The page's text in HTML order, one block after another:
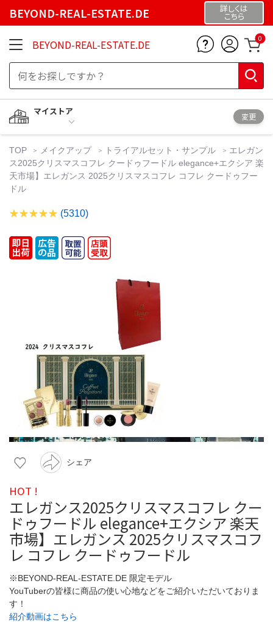
BEYOND-REAL-ESTATE.DE 詳しくは
こちら
BEYOND-REAL-ESTATE.DE 0
マイストア
変更
TOP メイクアップ トライアルセット・サンプル
エレガン
ス2025クリスマスコフレ クードゥフードル elegance+エクシア 楽
天市場】エレガンス 2025クリスマスコフレ コフレ クードゥフー
ドル
(5310)
シェア
HOT !
エレガンス2025クリスマスコフレ クー
ドゥフードル elegance+エクシア 楽天
市場】エレガンス 2025クリスマスコフ
レ コフレ クードゥフードル
※BEYOND-REAL-ESTATE.DE 限定モデル
YouTuberの皆様に商品の使い心地などをご紹介いただいておりま
す！
紹介動画はこちら